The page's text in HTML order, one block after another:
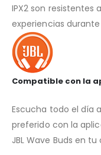
IPX2 son resistentes
experiencias
Compatible con la
Escucha todo el día
preferido con la
JBL Wave Buds en